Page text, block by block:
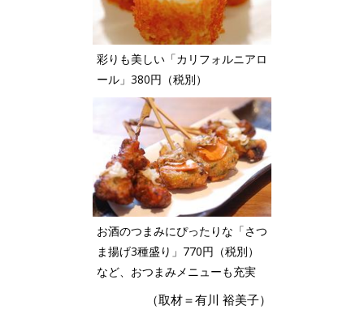
彩りも美しい「カリフォルニアロ
ール」380円（税別）
お酒のつまみにぴったりな「さつ
ま揚げ3種盛り」770円（税別）
など、おつまみメニューも充実
（取材＝有川 裕美子）